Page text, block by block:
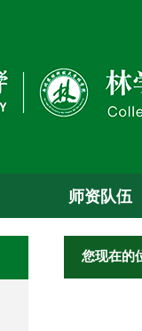
师资队伍
您现在的